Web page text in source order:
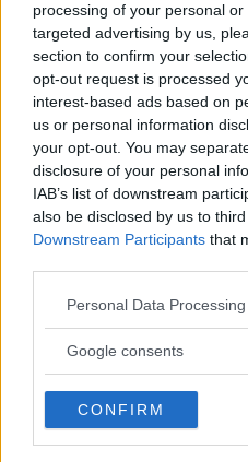
processing of your personal
targeted advertising by us,
section to confirm your
opt-out request is processed
interest-based ads based on
us or personal information
your opt-out. You may
disclosure of your personal
IAB’s list of downstream
also be disclosed by us to
Downstream Participants that
Please note that this website/
not limited to your visit or
use your data for below
consent section.
Personal Data
Google consents
CONFIRM
Fatti notare! Le
WhatsApp che
commenteranno
Alcuni consigli relativi alle
ecco come fare colpo sui
aforismi e citazioni.